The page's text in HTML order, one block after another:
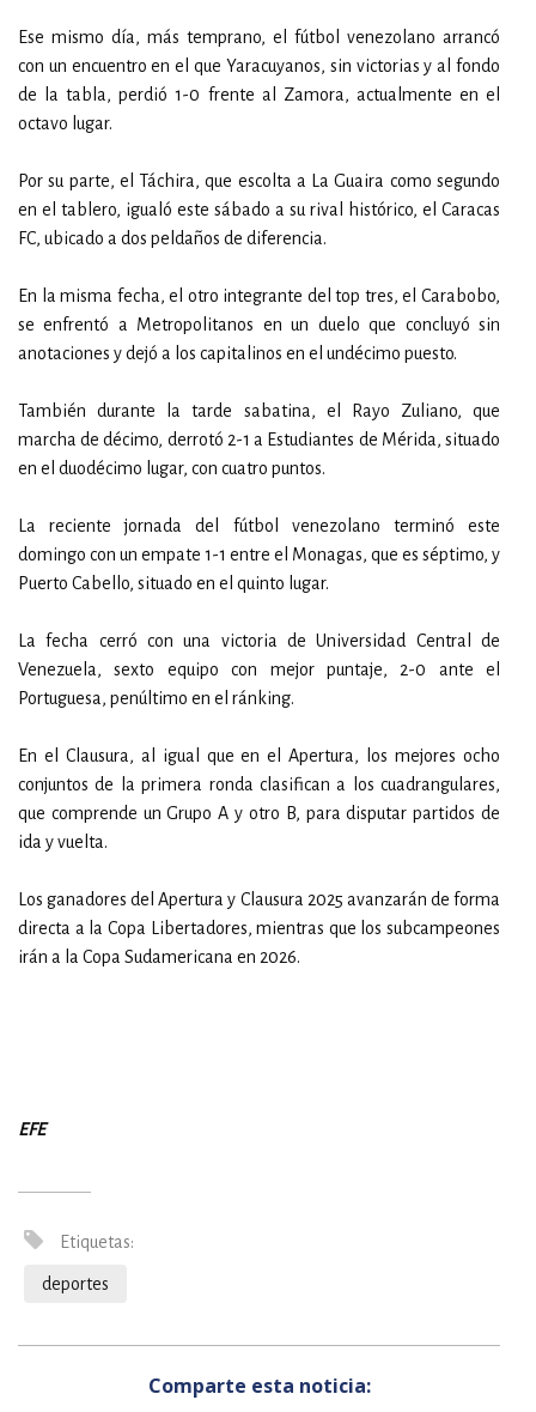
Ese mismo día, más temprano, el fútbol venezolano arrancó
con un encuentro en el que Yaracuyanos, sin victorias y al fondo
de la tabla, perdió 1-0 frente al Zamora, actualmente en el
octavo lugar.
Por su parte, el Táchira, que escolta a La Guaira como segundo
en el tablero, igualó este sábado a su rival histórico, el Caracas
FC, ubicado a dos peldaños de diferencia.
En la misma fecha, el otro integrante del top tres, el Carabobo,
se enfrentó a Metropolitanos en un duelo que concluyó sin
anotaciones y dejó a los capitalinos en el undécimo puesto.
También durante la tarde sabatina, el Rayo Zuliano, que
marcha de décimo, derrotó 2-1 a Estudiantes de Mérida, situado
en el duodécimo lugar, con cuatro puntos.
La reciente jornada del fútbol venezolano terminó este
domingo con un empate 1-1 entre el Monagas, que es séptimo, y
Puerto Cabello, situado en el quinto lugar.
La fecha cerró con una victoria de Universidad Central de
Venezuela, sexto equipo con mejor puntaje, 2-0 ante el
Portuguesa, penúltimo en el ránking.
En el Clausura, al igual que en el Apertura, los mejores ocho
conjuntos de la primera ronda clasifican a los cuadrangulares,
que comprende un Grupo A y otro B, para disputar partidos de
ida y vuelta.
Los ganadores del Apertura y Clausura 2025 avanzarán de forma
directa a la Copa Libertadores, mientras que los subcampeones
irán a la Copa Sudamericana en 2026.
EFE
Etiquetas:
deportes
Comparte esta noticia: